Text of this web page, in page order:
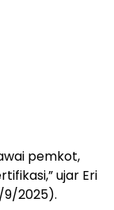
pemkot,
ujar Eri
9/2025).